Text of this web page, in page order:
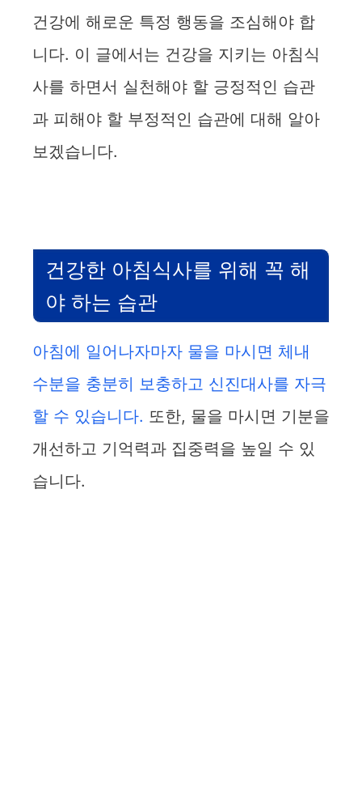
건강에 해로운 특정 행동을 조심해야 합
니다. 이 글에서는 건강을 지키는 아침식
사를 하면서 실천해야 할 긍정적인 습관
과 피해야 할 부정적인 습관에 대해 알아
보겠습니다.
건강한 아침식사를 위해 꼭 해
야 하는 습관
아침에 일어나자마자 물을 마시면 체내
수분을 충분히 보충하고 신진대사를 자극
할 수 있습니다. 또한, 물을 마시면 기분을
개선하고 기억력과 집중력을 높일 수 있
습니다.